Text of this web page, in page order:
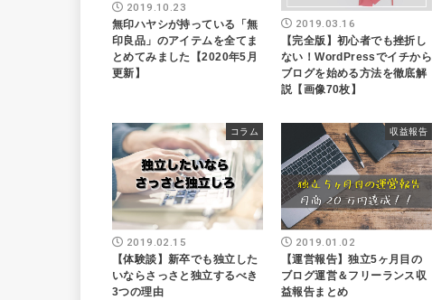
2019.10.23
無印ハヤシが持っている「無
印良品」のアイテムを全てま
とめてみました【2020年5月
更新】
2019.03.16
【完全版】初心者でも挫折し
ない！WordPressでイチから
ブログを始める方法を徹底解
説【画像70枚】
コラム
2019.02.15
【体験談】新卒でも独立した
いならさっさと独立するべき
3つの理由
収益報告
2019.01.02
【運営報告】独立5ヶ月目の
ブログ運営＆フリーランス収
益報告まとめ